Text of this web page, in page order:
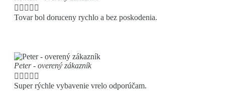
    
Tovar bol doruceny rychlo a bez poskodenia.
Peter - overený zákazník
    
Super rýchle vybavenie vrelo odporúčam.